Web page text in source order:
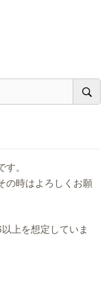
。
の時はよろしくお願
上を想定していま